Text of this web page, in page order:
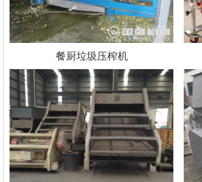
餐厨垃圾压榨机